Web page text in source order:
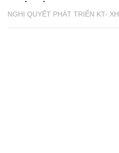
NGHỊ QUYẾT PHÁT TRIỂN KT- XH